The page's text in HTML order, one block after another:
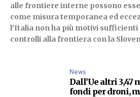
alle frontiere interne possono
come misura temporanea ed eccezionale In
l’Italia non ha più motivi
controlli alla frontiera con la
News
Dall’Ue altri 3,47
fondi per droni,